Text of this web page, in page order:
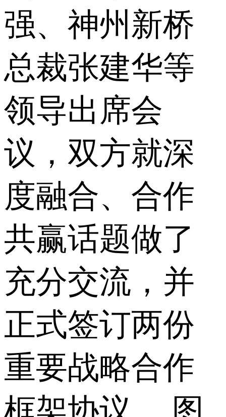
强、神州新桥
总裁张建华等
领导出席会
议，双方就深
度融合、合作
共赢话题做了
充分交流，并
正式签订两份
重要战略合作